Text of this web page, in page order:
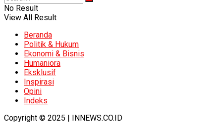
No Result
View All Result
Beranda
Politik & Hukum
Ekonomi & Bisnis
Humaniora
Eksklusif
Inspirasi
Opini
Indeks
Copyright © 2025 | INNEWS.CO.ID